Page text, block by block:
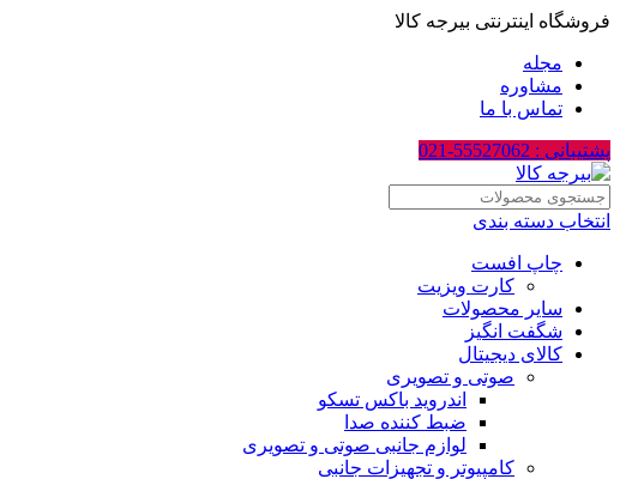
فروشگاه اینترنتی بیرجه کالا
مجله
مشاوره
تماس با ما
پشتیبانی : 55527062-021
انتخاب دسته بندی
چاپ افست
کارت ویزیت
سایر محصولات
شگفت انگیز
کالای دیجیتال
صوتی و تصویری
اندروید باکس تسکو
ضبط کننده صدا
لوازم جانبی صوتی و تصویری
کامپیوتر و تجهیزات جانبی